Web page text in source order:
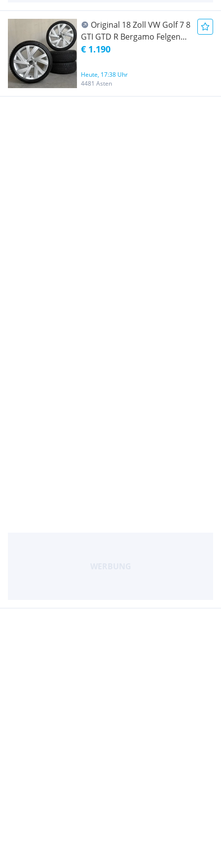
Original 18 Zoll VW Golf 7 8
GTI GTD R Bergamo Felgen
Bridgestone Winterräder
Winterkompletträder DOT24
€ 1.190
Heute, 17:38 Uhr
4481 Asten